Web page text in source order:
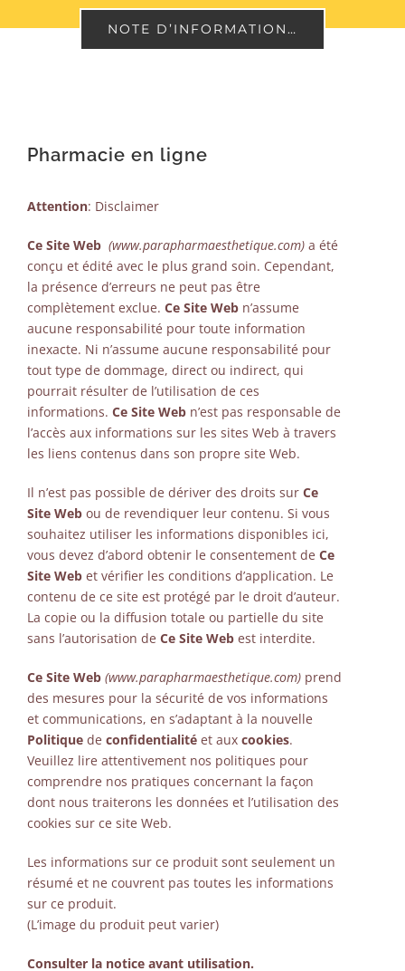
NOTE D’INFORMATION…
Pharmacie en ligne
Attention: Disclaimer
Ce Site Web (www.parapharmaesthetique.com) a été
conçu et édité avec le plus grand soin. Cependant,
la présence d’erreurs ne peut pas être
complètement exclue. Ce Site Web n’assume
aucune responsabilité pour toute information
inexacte. Ni n’assume aucune responsabilité pour
tout type de dommage, direct ou indirect, qui
pourrait résulter de l’utilisation de ces
informations. Ce Site Web n’est pas responsable de
l’accès aux informations sur les sites Web à travers
les liens contenus dans son propre site Web.
Il n’est pas possible de dériver des droits sur Ce
Site Web ou de revendiquer leur contenu. Si vous
souhaitez utiliser les informations disponibles ici,
vous devez d’abord obtenir le consentement de Ce
Site Web et vérifier les conditions d’application. Le
contenu de ce site est protégé par le droit d’auteur.
La copie ou la diffusion totale ou partielle du site
sans l’autorisation de Ce Site Web est interdite.
Ce Site Web (www.parapharmaesthetique.com) prend
des mesures pour la sécurité de vos informations
et communications, en s’adaptant à la nouvelle
Politique de confidentialité et aux cookies.
Veuillez lire attentivement nos politiques pour
comprendre nos pratiques concernant la façon
dont nous traiterons les données et l’utilisation des
cookies sur ce site Web.
Les informations sur ce produit sont seulement un
résumé et ne couvrent pas toutes les informations
sur ce produit.
(L’image du produit peut varier)
Consulter la notice avant utilisation.